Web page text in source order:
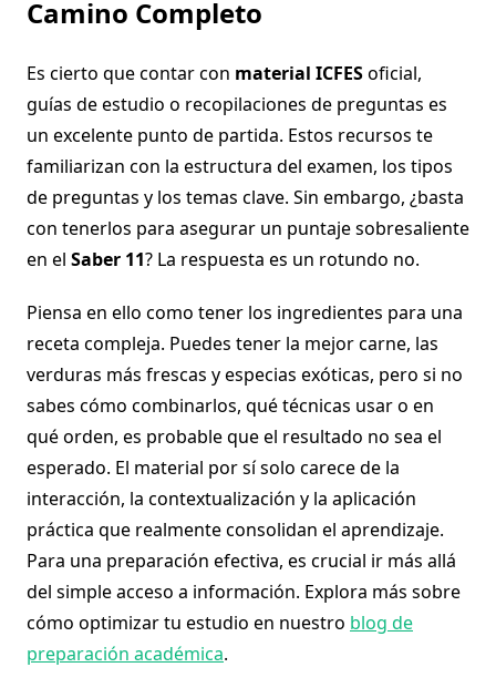
Camino Completo
Es cierto que contar con material ICFESoficial,
guías de estudio o recopilaciones de preguntas es
un excelente punto de partida. Estos recursos te
familiarizan con la estructura del examen, los tipos
de preguntas y los temas clave. Sin embargo, ¿basta
con tenerlos para asegurar un puntaje sobresaliente
en el Saber 11? La respuesta es un rotundo no.
Piensa en ello como tener los ingredientes para una
receta compleja. Puedes tener la mejor carne, las
verduras más frescas y especias exóticas, pero si no
sabes cómo combinarlos, qué técnicas usar o en
qué orden, es probable que el resultado no sea el
esperado. El material por sí solo carece de la
interacción, la contextualización y la aplicación
práctica que realmente consolidan el aprendizaje.
Para una preparación efectiva, es crucial ir más allá
del simple acceso a información. Explora más sobre
cómo optimizar tu estudio en nuestro blog de
preparación académica.